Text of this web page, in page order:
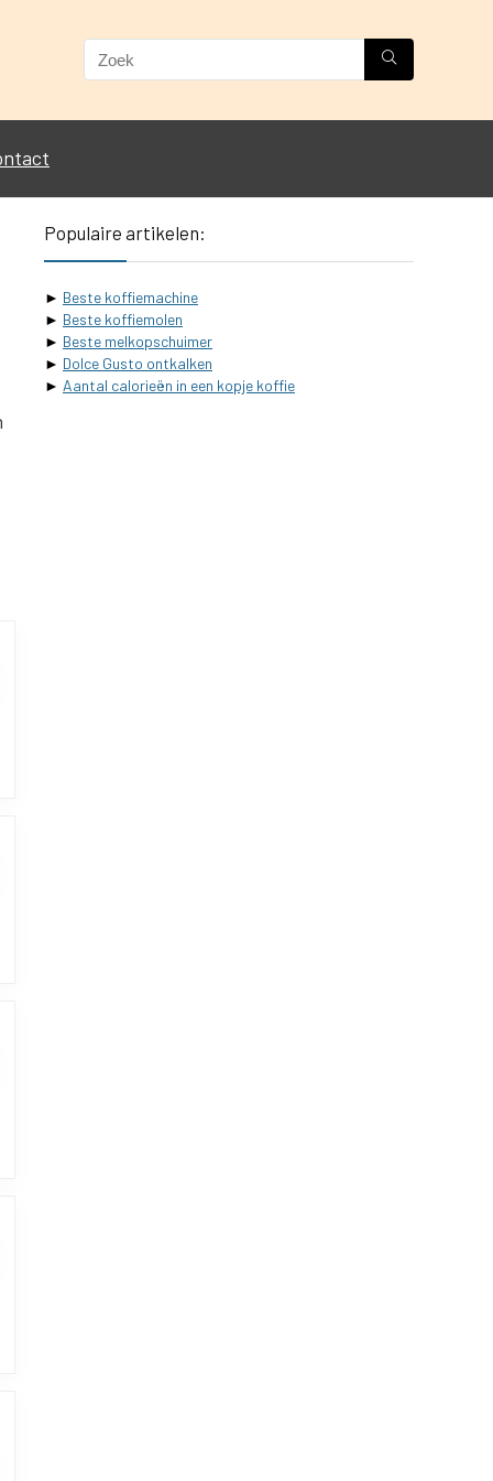
Populaire artikelen:
► Beste koffiemachine
► Beste koffiemolen
► Beste melkopschuimer
► Dolce Gusto ontkalken
► Aantal calorieën in een kopje koffie